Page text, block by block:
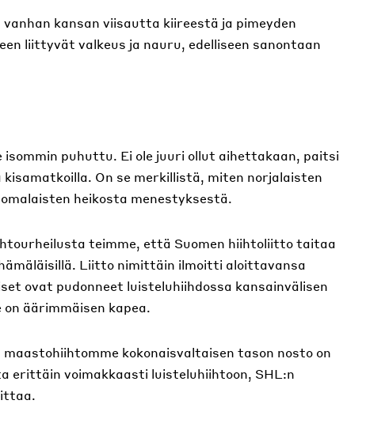
kansan viisautta kiireestä ja pimeyden
liittyvät valkeus ja nauru, edelliseen sanontaan
isommin puhuttu. Ei ole juuri ollut aihettakaan, paitsi
On se merkillistä, miten norjalaisten
heikosta menestyksestä.
teimme, että Suomen hiihtoliitto taitaa
Liitto nimittäin ilmoitti aloittavansa
ovat pudonneet luisteluhiihdossa kansainvälisen
äärimmäisen kapea.
kokonaisvaltaisen tason nosto on
erittäin voimakkaasti luisteluhiihtoon, SHL:n